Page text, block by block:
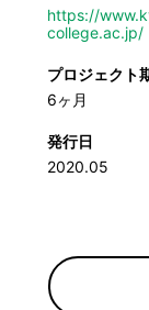
https://
college.ac.jp/
プロジェクト
6ヶ月
発行日
2020.05